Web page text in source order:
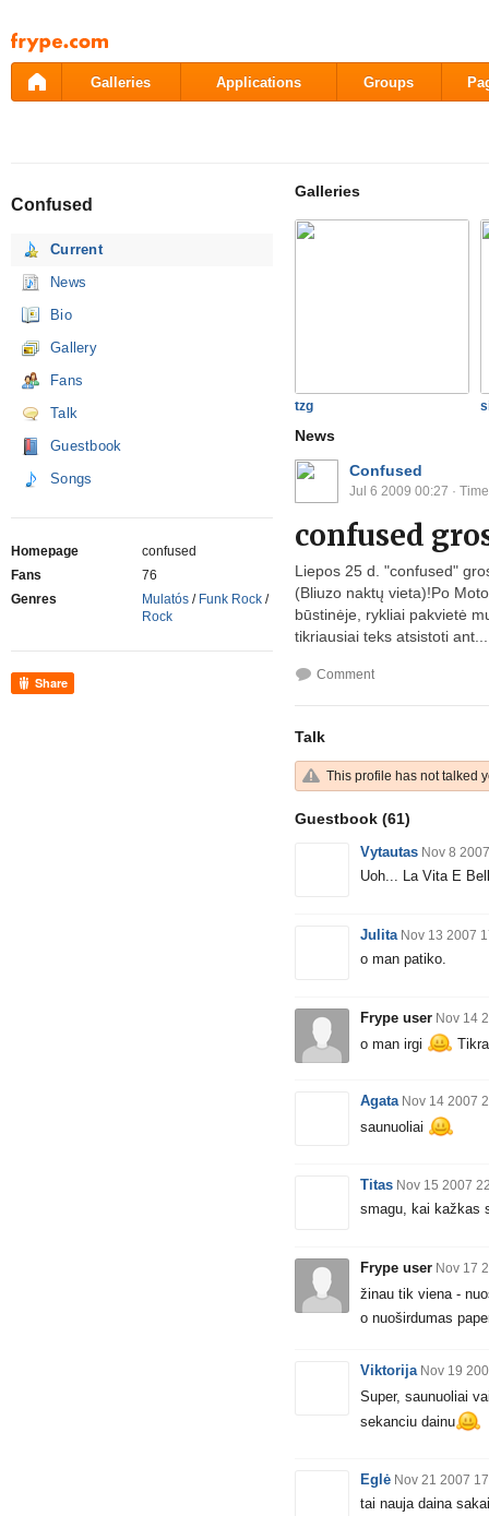
Pāriet
uz
saturu
Galleries Applications Groups
Confused
Current
News
Bio
Gallery
Fans
Talk
Guestbook
Songs
Homepage
confused
Fans
76
Genres
Mulatós / Funk Rock /
Rock
Share
Galleries
tzg
News
Confused
Jul 6 2009 00:27 ·
confused
Liepos 25 d. "confused"
(Bliuzo naktų vieta)!Po
būstinėje, rykliai pakvietė
tikriausiai teks atsistoti ant...
Comment
Talk
This profile has not talked
Guestbook (61)
Vytautas Nov 8
Uoh... La Vita E
Julita Nov 13 2007
o man patiko.
Frype user Nov 14
o man irgi
Agata Nov 14 2007
saunuoliai
Titas Nov 15 2007
smagu, kai kažkas
Frype user Nov 17
žinau tik viena -
o nuoširdumas
Viktorija Nov 19
Super, saunuoliai
sekanciu dainu
Eglė Nov 21 2007
tai nauja daina